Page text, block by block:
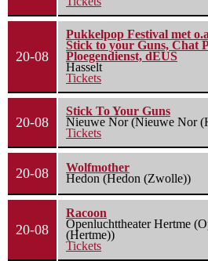
20-08
Pukkelpop Festival met
Stick to your Guns, Chat
Ploegendienst, dEUS
Hasselt
Tickets
20-08
Stick To Your Guns
Nieuwe Nor (Nieuwe Nor
Tickets
20-08
Wolfmother
Hedon (Hedon (Zwolle))
20-08
Racoon
Openluchttheater Hertme
(Hertme))
Tickets